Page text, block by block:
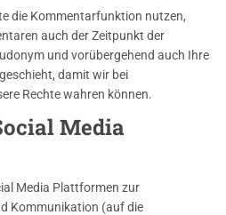
die Kommentarfunktion nutzen,
auch der Zeitpunkt der
und vorübergehend auch Ihre
damit wir bei
Rechte wahren können.
Media
Media Plattformen zur
Kommunikation (auf die